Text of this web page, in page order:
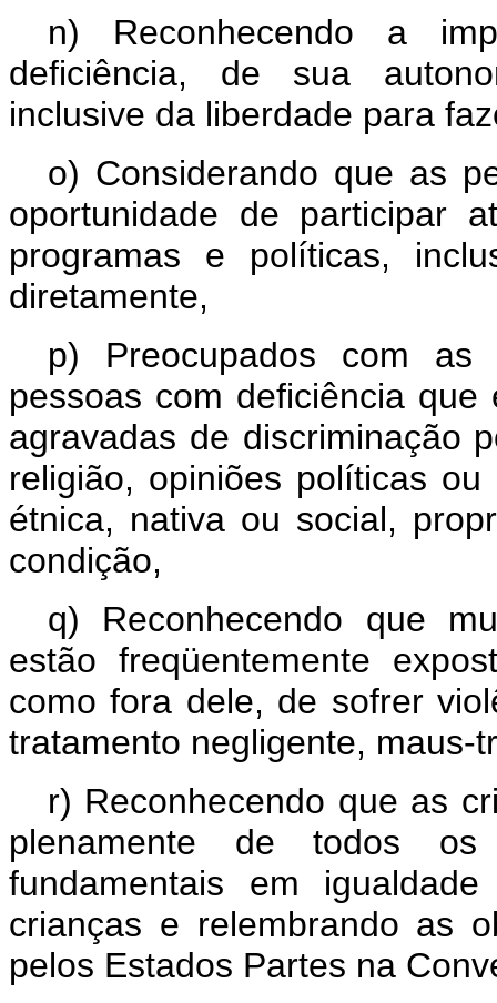
n) Reconhecendo a
deficiência, de sua
inclusive da liberdade para
o) Considerando que as
oportunidade de participar
programas e políticas,
diretamente,
p) Preocupados com as
pessoas com deficiência
agravadas de discriminação
religião, opiniões políticas
étnica, nativa ou social,
condição,
q) Reconhecendo que
estão freqüentemente
como fora dele, de sofrer
tratamento negligente, maus-
r) Reconhecendo que as
plenamente de todos
fundamentais em
crianças e relembrando as
pelos Estados Partes na